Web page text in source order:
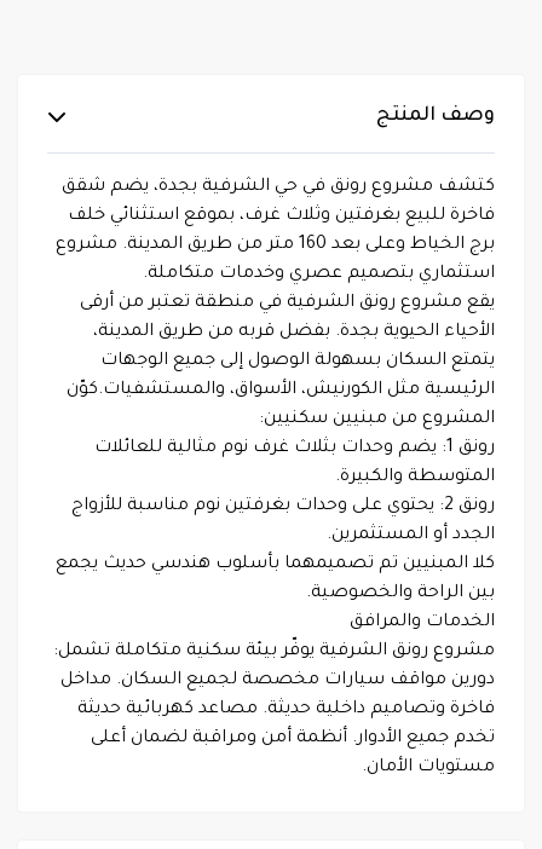
وصف المنتج
كتشف مشروع رونق في حي الشرفية بجدة، يضم شقق
فاخرة للبيع بغرفتين وثلاث غرف، بموقع استثنائي خلف
برج الخياط وعلى بعد 160 متر من طريق المدينة. مشروع
استثماري بتصميم عصري وخدمات متكاملة.
يقع مشروع رونق الشرفية في منطقة تعتبر من أرقى
الأحياء الحيوية بجدة. بفضل قربه من طريق المدينة،
يتمتع السكان بسهولة الوصول إلى جميع الوجهات
الرئيسية مثل الكورنيش، الأسواق، والمستشفيات.كوّن
المشروع من مبنيين سكنيين:
رونق 1: يضم وحدات بثلاث غرف نوم مثالية للعائلات
المتوسطة والكبيرة.
رونق 2: يحتوي على وحدات بغرفتين نوم مناسبة للأزواج
الجدد أو المستثمرين.
كلا المبنيين تم تصميمهما بأسلوب هندسي حديث يجمع
بين الراحة والخصوصية.
الخدمات والمرافق
مشروع رونق الشرفية يوفّر بيئة سكنية متكاملة تشمل:
دورين مواقف سيارات مخصصة لجميع السكان. مداخل
فاخرة وتصاميم داخلية حديثة. مصاعد كهربائية حديثة
تخدم جميع الأدوار. أنظمة أمن ومراقبة لضمان أعلى
مستويات الأمان.